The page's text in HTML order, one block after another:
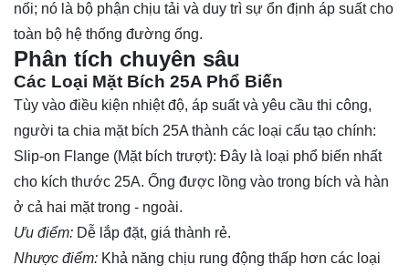
nối; nó là bộ phận chịu tải và duy trì sự ổn định áp suất cho
toàn bộ hệ thống đường ống.
Phân tích chuyên sâu
Các Loại Mặt Bích 25A Phổ Biến
Tùy vào điều kiện nhiệt độ, áp suất và yêu cầu thi công,
người ta chia mặt bích 25A thành các loại cấu tạo chính:
Slip-on Flange (Mặt bích trượt): Đây là loại phổ biến nhất
cho kích thước 25A. Ống được lồng vào trong bích và hàn
ở cả hai mặt trong - ngoài.
Ưu điểm: Dễ lắp đặt, giá thành rẻ.
Nhược điểm: Khả năng chịu rung động thấp hơn các loại